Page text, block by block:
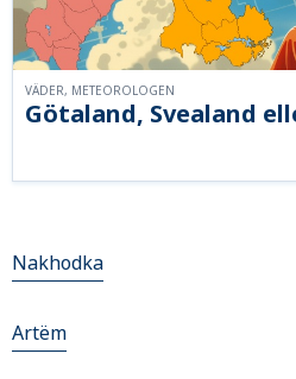
Götaland, Svealand
VÄDER, METEOROLOGEN
Nakhodka
Artëm